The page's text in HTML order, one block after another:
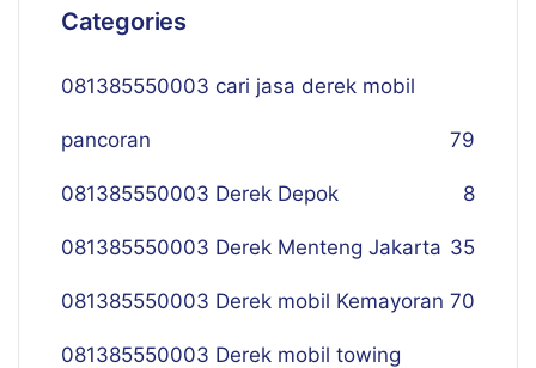
Categories
081385550003 cari jasa derek mobil
pancoran 79
081385550003 Derek Depok 8
081385550003 Derek Menteng Jakarta 35
081385550003 Derek mobil Kemayoran 70
081385550003 Derek mobil towing